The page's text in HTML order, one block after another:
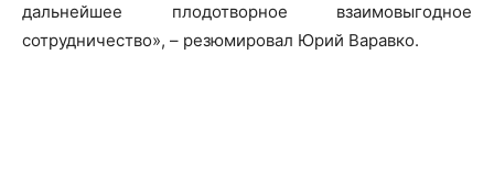
дальнейшее плодотворное взаимовыгодное
сотрудничество», – резюмировал Юрий Варавко.